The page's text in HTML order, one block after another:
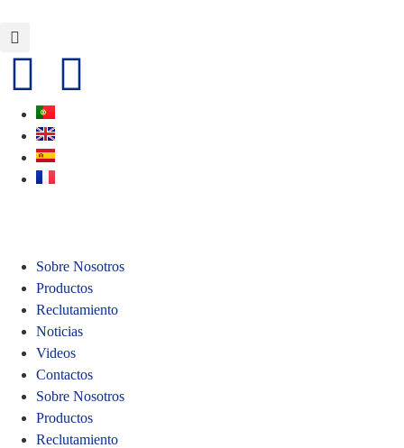
Sobre Nosotros
Productos
Reclutamiento
Noticias
Videos
Contactos
Sobre Nosotros
Productos
Reclutamiento